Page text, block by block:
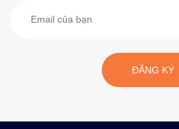
ĐĂNG KÝ